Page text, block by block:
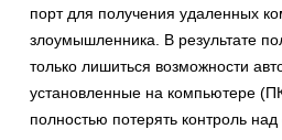
порт для получения удаленных
злоумышленника. В результате
только лишиться возможности
установленные на компьютере
полностью потерять контроль